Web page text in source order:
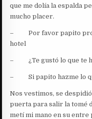
que me dolía la espalda
mucho placer.
– Por favor papito
hotel
– ¿Te gustó lo que te
– Si papito hazme lo
Nos vestimos, se
puerta para salir la tomé
metí mi mano en su entre